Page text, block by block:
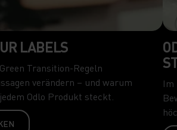
LABELS
Transition-Regeln
verändern – und warum
Odlo Produkt steckt.
Im